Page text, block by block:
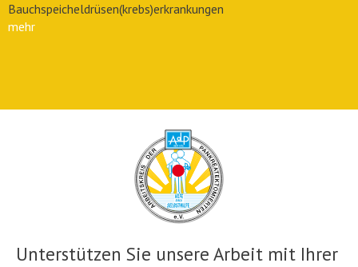
Bauchspeicheldrüsen(krebs)erkrankungen
mehr
Unterstützen Sie unsere Arbeit mit Ihrer